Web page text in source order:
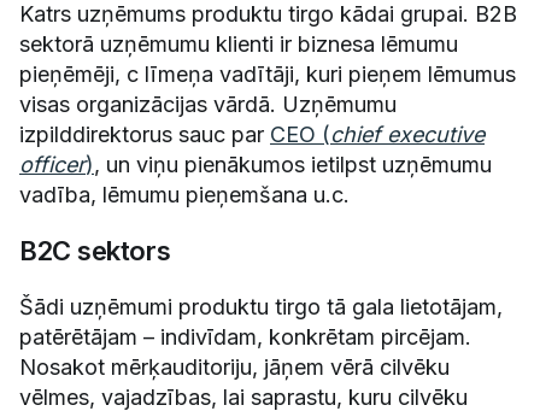
Katrs uzņēmums produktu tirgo kādai grupai. B2B
sektorā uzņēmumu klienti ir biznesa lēmumu
pieņēmēji, c līmeņa vadītāji, kuri pieņem lēmumus
visas organizācijas vārdā. Uzņēmumu
izpilddirektorus sauc par CEO (chief executive
officer), un viņu pienākumos ietilpst uzņēmumu
vadība, lēmumu pieņemšana u.c.
B2C sektors
Šādi uzņēmumi produktu tirgo tā gala lietotājam,
patērētājam – indivīdam, konkrētam pircējam.
Nosakot mērķauditoriju, jāņem vērā cilvēku
vēlmes, vajadzības, lai saprastu, kuru cilvēku